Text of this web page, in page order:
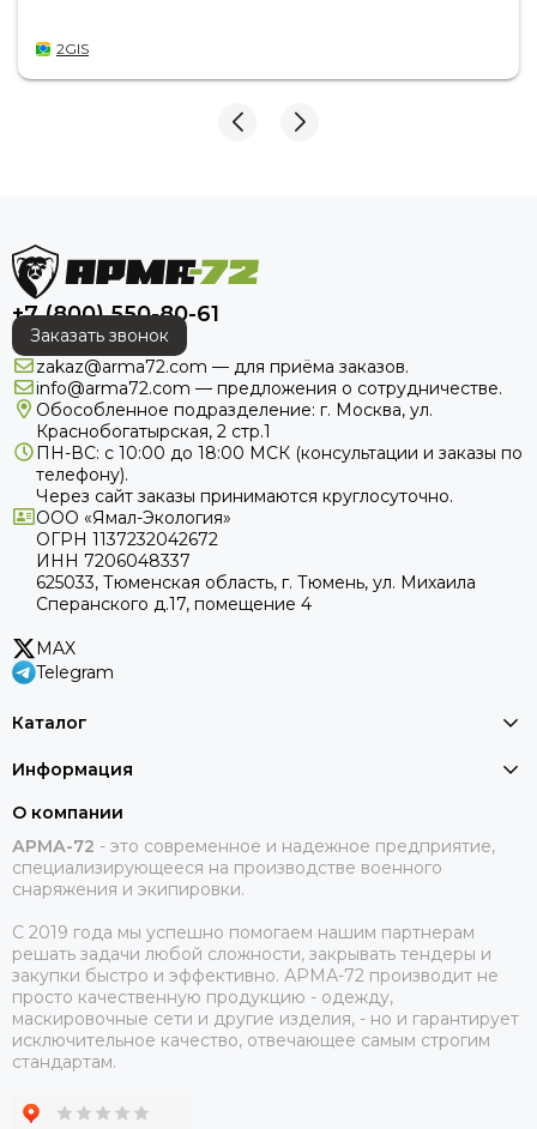
2GIS
+7 (800) 550-80-61
Заказать звонок
zakaz@arma72.com — для приёма заказов.
info@arma72.com — предложения о сотрудничестве.
Обособленное подразделение: г. Москва, ул.
Краснобогатырская, 2 стр.1
ПН-ВС: с 10:00 до 18:00 МСК (консультации и заказы по
телефону).
Через сайт заказы принимаются круглосуточно.
ООО «Ямал-Экология»
ОГРН 1137232042672
ИНН 7206048337
625033, Тюменская область, г. Тюмень, ул. Михаила
Сперанского д.17, помещение 4
MAX
Telegram
Каталог
Информация
О компании
АРМА-72 - это современное и надежное предприятие,
специализирующееся на производстве военного
снаряжения и экипировки.
С 2019 года мы успешно помогаем нашим партнерам
решать задачи любой сложности, закрывать тендеры и
закупки быстро и эффективно. АРМА-72 производит не
просто качественную продукцию - одежду,
маскировочные сети и другие изделия, - но и гарантирует
исключительное качество, отвечающее самым строгим
стандартам.